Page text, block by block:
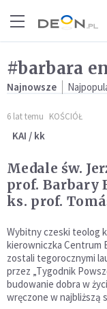
#barbara
Najnowsze
6 lat temu KOŚCIÓŁ
KAI / kk
Medale św.
prof. Barbary
ks. prof.
Wybitny czeski teolog
kierowniczka Centrum
zostali tegorocznymi
przez „Tygodnik
budowanie dobra w
wręczone w najbliższą